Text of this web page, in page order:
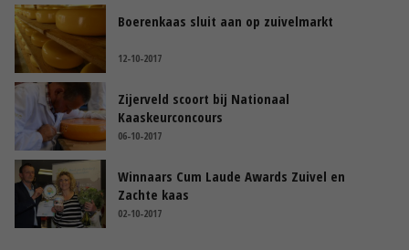
Boerenkaas sluit aan op zuivelmarkt
12-10-2017
Zijerveld scoort bij Nationaal
Kaaskeurconcours
06-10-2017
Winnaars Cum Laude Awards Zuivel en
Zachte kaas
02-10-2017